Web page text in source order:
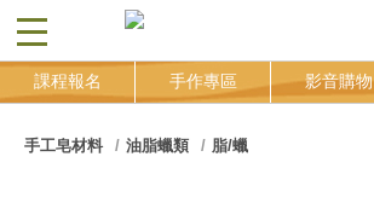
CLOSE
課程報名 手作專區 影音購物
手工皂材料 油脂蠟類 脂/蠟